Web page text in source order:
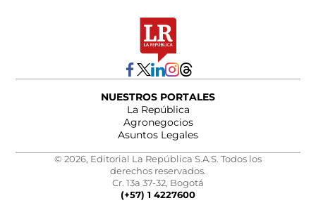
NUESTROS PORTALES
La República
Agronegocios
Asuntos Legales
© 2026, Editorial La República S.A.S. Todos los
derechos reservados.
Cr. 13a 37-32, Bogotá
(+57) 1 4227600